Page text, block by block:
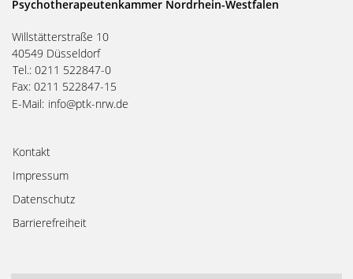
Psychotherapeutenkammer Nordrhein-Westfalen
Willstätterstraße 10
40549 Düsseldorf
Tel.: 0211 522847-0
Fax: 0211 522847-15
E-Mail: info@ptk-nrw.de
Kontakt
Impressum
Datenschutz
Barrierefreiheit